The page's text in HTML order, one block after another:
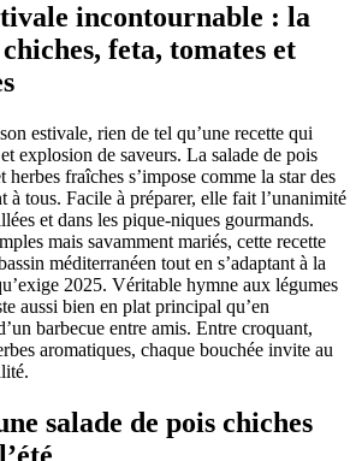
incontournable : la
feta, tomates et
estivale, rien de tel qu’une recette qui
explosion de saveurs. La salade de pois
herbes fraîches s’impose comme la star des
à tous. Facile à préparer, elle fait l’unanimité
et dans les pique-niques gourmands.
mais savamment mariés, cette recette
méditerranéen tout en s’adaptant à la
2025. Véritable hymne aux légumes
aussi bien en plat principal qu’en
barbecue entre amis. Entre croquant,
aromatiques, chaque bouchée invite au
salade de pois chiches